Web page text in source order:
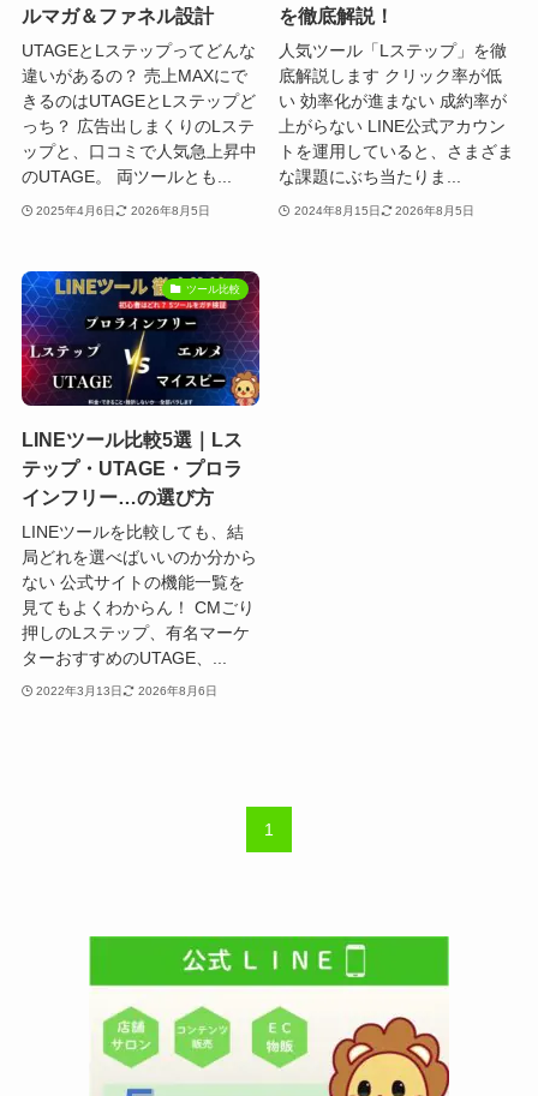
ルマガ＆ファネル設計
UTAGEとLステップってどんな
違いがあるの？ 売上MAXにで
きるのはUTAGEとLステップど
っち？ 広告出しまくりのLステ
ップと、口コミで人気急上昇中
のUTAGE。 両ツールとも...
2025年4月6日 2026年8月5日
を徹底解説！
人気ツール「Lステップ」を徹
底解説します クリック率が低
い 効率化が進まない 成約率が
上がらない LINE公式アカウン
トを運用していると、さまざま
な課題にぶち当たりま...
2024年8月15日 2026年8月5日
ツール比較
LINEツール比較5選｜Lス
テップ・UTAGE・プロラ
インフリー…の選び方
LINEツールを比較しても、結
局どれを選べばいいのか分から
ない 公式サイトの機能一覧を
見てもよくわからん！ CMごり
押しのLステップ、有名マーケ
ターおすすめのUTAGE、...
2022年3月13日 2026年8月6日
1